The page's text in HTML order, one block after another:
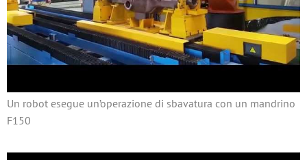
Un robot esegue un’operazione di sbavatura con un mandrino
F150